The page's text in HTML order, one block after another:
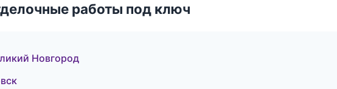
работы под ключ
Новгород